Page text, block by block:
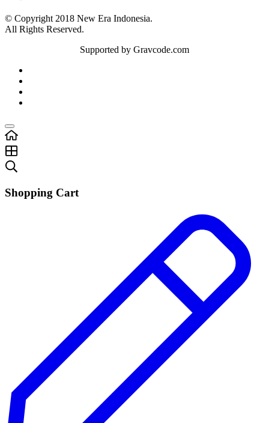
© Copyright 2018 New Era Indonesia.
All Rights Reserved.
Supported by Gravcode.com
Shopping Cart